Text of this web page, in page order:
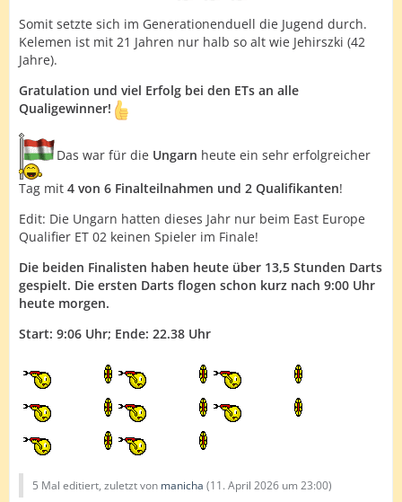
Somit setzte sich im Generationenduell die Jugend durch.
Kelemen ist mit 21 Jahren nur halb so alt wie Jehirszki (42
Jahre).
Gratulation und viel Erfolg bei den ETs an alle
Qualigewinner!
Das war für die Ungarn heute ein sehr erfolgreicher
Tag mit 4 von 6 Finalteilnahmen und 2 Qualifikanten!
Edit: Die Ungarn hatten dieses Jahr nur beim East Europe
Qualifier ET 02 keinen Spieler im Finale!
Die beiden Finalisten haben heute über 13,5 Stunden Darts
gespielt. Die ersten Darts flogen schon kurz nach 9:00 Uhr
heute morgen.
Start: 9:06 Uhr; Ende: 22.38 Uhr
5 Mal editiert, zuletzt von manicha (11. April 2026 um 23:00)